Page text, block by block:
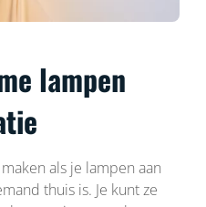
lampen
als je lampen aan
thuis is. Je kunt ze